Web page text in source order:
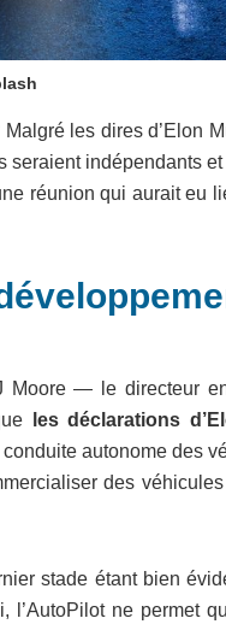
les dires d’Elon
seraient indépendants
réunion qui aurait
Moore — le directeur
les déclarations
autonome des
des
stade étant bien
l’AutoPilot ne permet